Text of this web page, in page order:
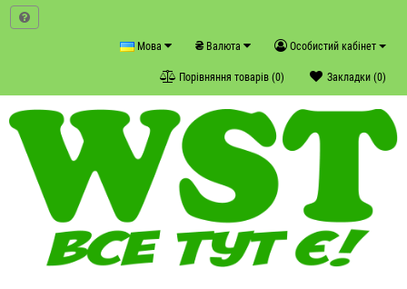
Особистий кабінет
₴ Валюта
Мова
Закладки (0)
Порівняння товарів (0)